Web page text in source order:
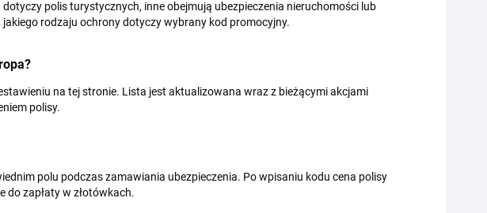
polis turystycznych, inne obejmują ubezpieczenia nieruchomości lub
rodzaju ochrony dotyczy wybrany kod promocyjny.
na tej stronie. Lista jest aktualizowana wraz z bieżącymi akcjami
polisy.
polu podczas zamawiania ubezpieczenia. Po wpisaniu kodu cena polisy
do zapłaty w złotówkach.